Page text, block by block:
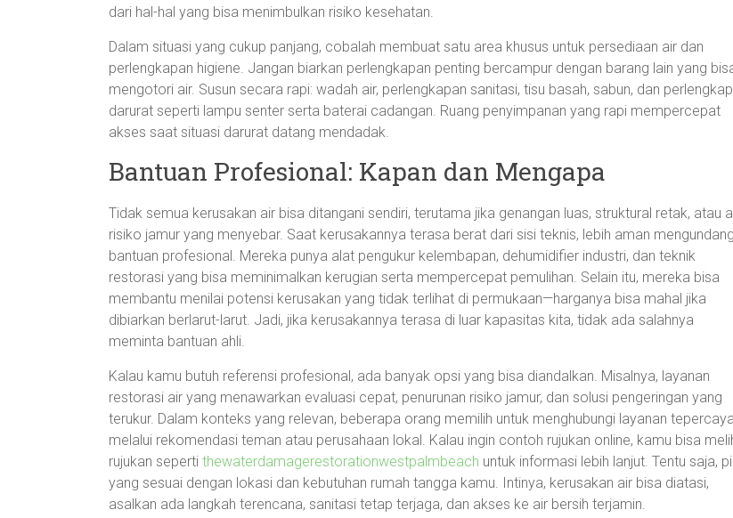
dari hal-hal yang bisa menimbulkan risiko kesehatan.
Dalam situasi yang cukup panjang, cobalah membuat satu area khusus untuk persediaan air dan
perlengkapan higiene. Jangan biarkan perlengkapan penting bercampur dengan barang lain yang
mengotori air. Susun secara rapi: wadah air, perlengkapan sanitasi, tisu basah, sabun, dan
darurat seperti lampu senter serta baterai cadangan. Ruang penyimpanan yang rapi mempercepat
akses saat situasi darurat datang mendadak.
Bantuan Profesional: Kapan dan Mengapa
Tidak semua kerusakan air bisa ditangani sendiri, terutama jika genangan luas, struktural retak, atau
risiko jamur yang menyebar. Saat kerusakannya terasa berat dari sisi teknis, lebih aman mengundang
bantuan profesional. Mereka punya alat pengukur kelembapan, dehumidifier industri, dan teknik
restorasi yang bisa meminimalkan kerugian serta mempercepat pemulihan. Selain itu, mereka bisa
membantu menilai potensi kerusakan yang tidak terlihat di permukaan—harganya bisa mahal jika
dibiarkan berlarut-larut. Jadi, jika kerusakannya terasa di luar kapasitas kita, tidak ada salahnya
meminta bantuan ahli.
Kalau kamu butuh referensi profesional, ada banyak opsi yang bisa diandalkan. Misalnya, layanan
restorasi air yang menawarkan evaluasi cepat, penurunan risiko jamur, dan solusi pengeringan yang
terukur. Dalam konteks yang relevan, beberapa orang memilih untuk menghubungi layanan tepercaya
melalui rekomendasi teman atau perusahaan lokal. Kalau ingin contoh rujukan online, kamu bisa
rujukan seperti thewaterdamagerestorationwestpalmbeach untuk informasi lebih lanjut. Tentu saja,
yang sesuai dengan lokasi dan kebutuhan rumah tangga kamu. Intinya, kerusakan air bisa diatasi,
asalkan ada langkah terencana, sanitasi tetap terjaga, dan akses ke air bersih terjamin.